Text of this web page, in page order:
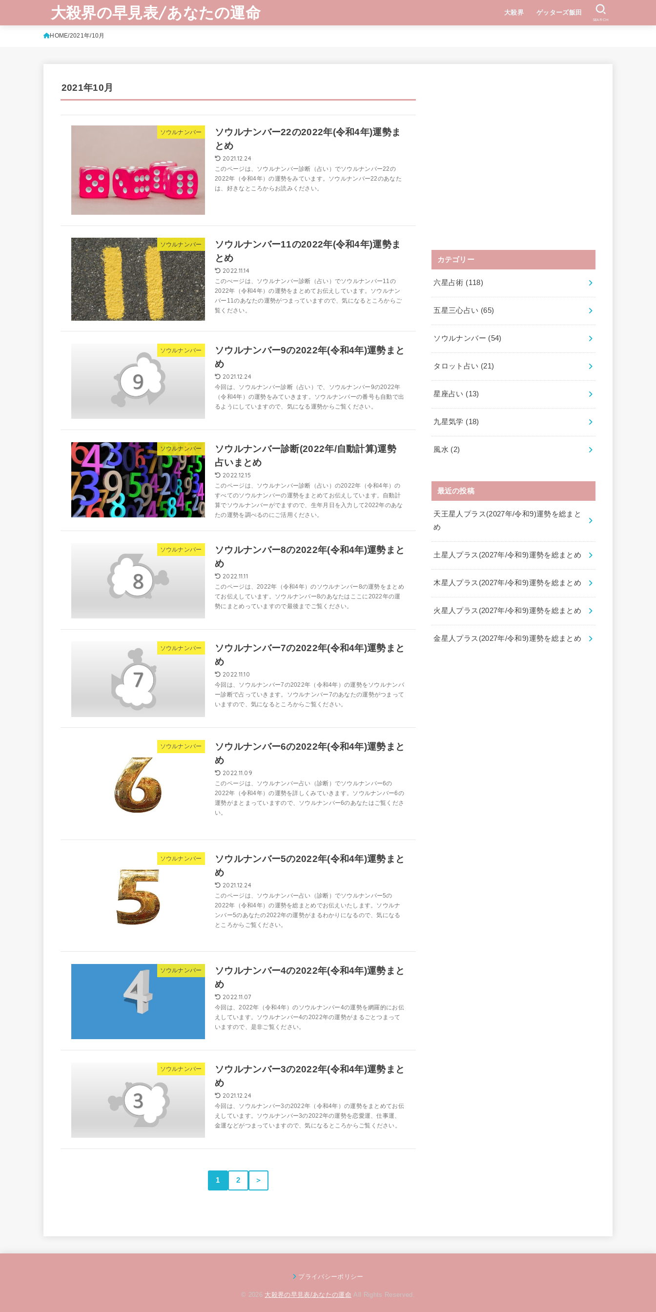
大殺界の早見表/あなたの運命 大殺界 ゲッターズ飯田
SEARCH
HOME 2021年 10月
2021年10月
ソウルナンバー
ソウルナンバー22の2022年(令和4年)運勢ま
とめ
2021.12.24
このページは、ソウルナンバー診断（占い）でソウルナンバー22の
2022年（令和4年）の運勢をみています。ソウルナンバー22のあなた
は、好きなところからお読みください。
ソウルナンバー
ソウルナンバー11の2022年(令和4年)運勢ま
とめ
2022.11.14
このぺージは、ソウルナンバー診断（占い）でソウルナンバー11の
2022年（令和4年）の運勢をまとめてお伝えしています。ソウルナン
バー11のあなたの運勢がつまっていますので、気になるところからご
覧ください。
ソウルナンバー
ソウルナンバー9の2022年(令和4年)運勢まと
め
2021.12.24
今回は、ソウルナンバー診断（占い）で、ソウルナンバー9の2022年
（令和4年）の運勢をみていきます。ソウルナンバーの番号も自動で出
るようにしていますので、気になる運勢からご覧ください。
ソウルナンバー
ソウルナンバー診断(2022年/自動計算)運勢
占いまとめ
2022.12.15
このページは、ソウルナンバー診断（占い）の2022年（令和4年）の
すべてのソウルナンバーの運勢をまとめてお伝えしています。自動計
算でソウルナンバーがでますので、生年月日を入力して2022年のあな
たの運勢を調べるのにご活用ください。
ソウルナンバー
ソウルナンバー8の2022年(令和4年)運勢まと
め
2022.11.11
このページは、2022年（令和4年）のソウルナンバー8の運勢をまとめ
てお伝えしています。ソウルナンバー8のあなたはここに2022年の運
勢にまとめっていますので最後までご覧ください。
ソウルナンバー
ソウルナンバー7の2022年(令和4年)運勢まと
め
2022.11.10
今回は、ソウルナンバー7の2022年（令和4年）の運勢をソウルナンバ
ー診断で占っていきます。ソウルナンバー7のあなたの運勢がつまって
いますので、気になるところからご覧ください。
ソウルナンバー
ソウルナンバー6の2022年(令和4年)運勢まと
め
2022.11.09
このページは、ソウルナンバー占い（診断）でソウルナンバー6の
2022年（令和4年）の運勢を詳しくみていきます。ソウルナンバー6の
運勢がまとまっていますので、ソウルナンバー6のあなたはご覧くださ
い。
ソウルナンバー
ソウルナンバー5の2022年(令和4年)運勢まと
め
2021.12.24
このページは、ソウルナンバー占い（診断）でソウルナンバー5の
2022年（令和4年）の運勢を総まとめでお伝えいたします。ソウルナ
ンバー5のあなたの2022年の運勢がまるわかりになるので、気になる
ところからご覧ください。
ソウルナンバー
ソウルナンバー4の2022年(令和4年)運勢まと
め
2022.11.07
今回は、2022年（令和4年）のソウルナンバー4の運勢を網羅的にお伝
えしています。ソウルナンバー4の2022年の運勢がまるごとつまって
いますので、是非ご覧ください。
ソウルナンバー
ソウルナンバー3の2022年(令和4年)運勢まと
め
2021.12.24
今回は、ソウルナンバー3の2022年（令和4年）の運勢をまとめてお伝
えしています。ソウルナンバー3の2022年の運勢を恋愛運、仕事運、
金運などがつまっていますので、気になるところからご覧ください。
1 2 ＞
カテゴリー
六星占術 (118)
五星三心占い (65)
ソウルナンバー (54)
タロット占い (21)
星座占い (13)
九星気学 (18)
風水 (2)
最近の投稿
天王星人プラス(2027年/令和9)運勢を総まと
め
土星人プラス(2027年/令和9)運勢を総まとめ
木星人プラス(2027年/令和9)運勢を総まとめ
火星人プラス(2027年/令和9)運勢を総まとめ
金星人プラス(2027年/令和9)運勢を総まとめ
プライバシーポリシー
© 2026 大殺界の早見表/あなたの運命 All Rights Reserved.